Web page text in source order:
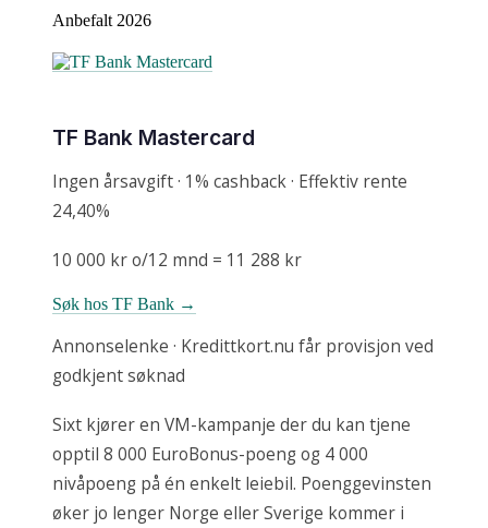
Anbefalt 2026
TF Bank Mastercard
Ingen årsavgift · 1% cashback · Effektiv rente
24,40%
10 000 kr o/12 mnd = 11 288 kr
Søk hos TF Bank →
Annonselenke · Kredittkort.nu får provisjon ved
godkjent søknad
Sixt kjører en VM-kampanje der du kan tjene
opptil 8 000 EuroBonus-poeng og 4 000
nivåpoeng på én enkelt leiebil. Poenggevinsten
øker jo lenger Norge eller Sverige kommer i